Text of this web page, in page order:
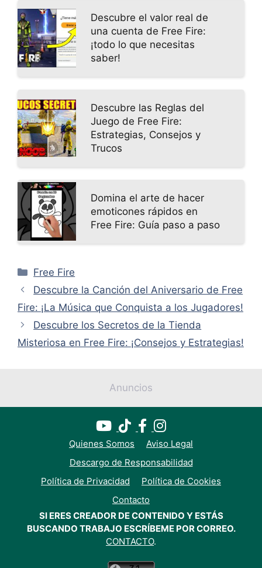
Descubre el valor real de
una cuenta de Free Fire:
¡todo lo que necesitas
saber!
Descubre las Reglas del
Juego de Free Fire:
Estrategias, Consejos y
Trucos
Domina el arte de hacer
emoticones rápidos en
Free Fire: Guía paso a paso
Categorías
Free Fire
Descubre la Canción del Aniversario de Free
Fire: ¡La Música que Conquista a los Jugadores!
Descubre los Secretos de la Tienda
Misteriosa en Free Fire: ¡Consejos y Estrategias!
Anuncios
Quienes Somos
Aviso Legal
Descargo de Responsabilidad
Política de Privacidad
Política de Cookies
Contacto
SI ERES CREADOR DE CONTENIDO Y ESTÁS
BUSCANDO TRABAJO ESCRÍBEME POR CORREO.
CONTACTO.